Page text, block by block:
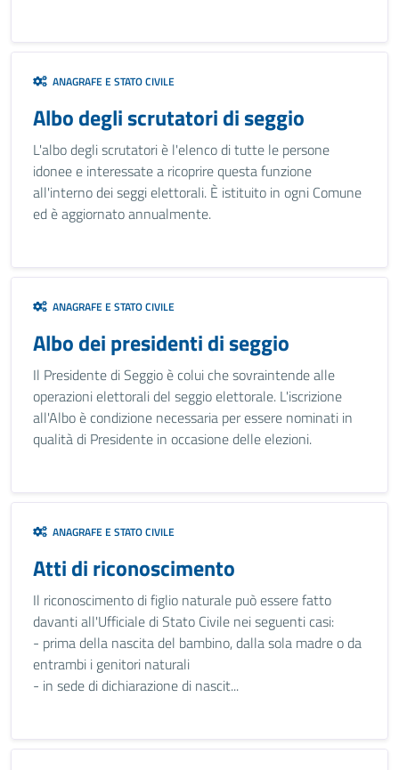
ANAGRAFE E STATO CIVILE
Albo degli scrutatori di seggio
L'albo degli scrutatori è l'elenco di tutte le persone
idonee e interessate a ricoprire questa funzione
all'interno dei seggi elettorali. È istituito in ogni Comune
ed è aggiornato annualmente.
ANAGRAFE E STATO CIVILE
Albo dei presidenti di seggio
Il Presidente di Seggio è colui che sovraintende alle
operazioni elettorali del seggio elettorale. L'iscrizione
all'Albo è condizione necessaria per essere nominati in
qualità di Presidente in occasione delle elezioni.
ANAGRAFE E STATO CIVILE
Atti di riconoscimento
Il riconoscimento di figlio naturale può essere fatto
davanti all'Ufficiale di Stato Civile nei seguenti casi:
- prima della nascita del bambino, dalla sola madre o da
entrambi i genitori naturali
- in sede di dichiarazione di nascit...